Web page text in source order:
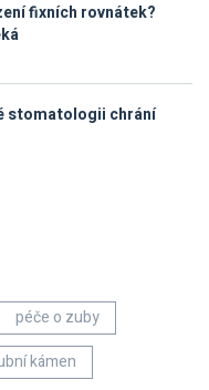
fixních rovnátek?
stomatologii chrání
péče o zuby
kámen